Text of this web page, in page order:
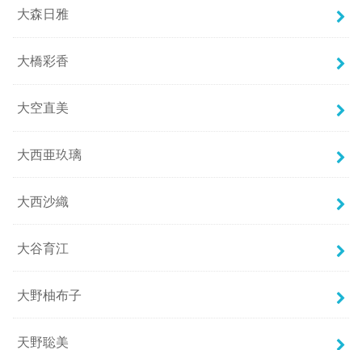
大森日雅
大橋彩香
大空直美
大西亜玖璃
大西沙織
大谷育江
大野柚布子
天野聡美